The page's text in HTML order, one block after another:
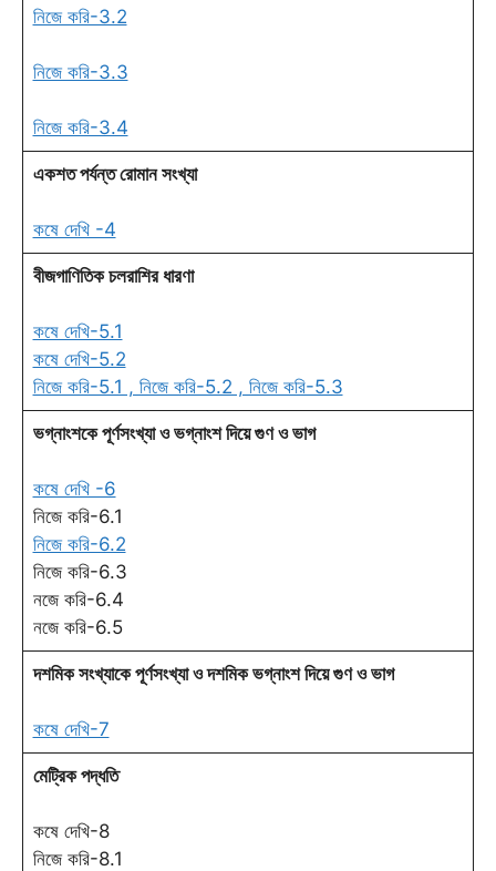
নিজে করি-3.2
নিজে করি-3.3
নিজে করি-3.4
একশত পর্যন্ত রোমান সংখ্যা
কষে দেখি -4
বীজগাণিতিক চলরাশির ধারণা
কষে দেখি-5.1
কষে দেখি-5.2
নিজে করি-5.1 , নিজে করি-5.2 , নিজে করি-5.3
ভগ্নাংশকে পূর্ণসংখ্যা ও ভগ্নাংশ দিয়ে গুণ ও ভাগ
কষে দেখি -6
নিজে করি-6.1
নিজে করি-6.2
নিজে করি-6.3
নজে করি-6.4
নজে করি-6.5
দশমিক সংখ্যাকে পূর্ণসংখ্যা ও দশমিক ভগ্নাংশ দিয়ে গুণ ও ভাগ
কষে দেখি-7
মেট্রিক পদ্ধতি
কষে দেখি-8
নিজে করি-8.1